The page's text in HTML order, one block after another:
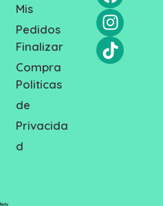
Mis
Pedidos
Finalizar
Compra
Politicas
de
Privacida
d